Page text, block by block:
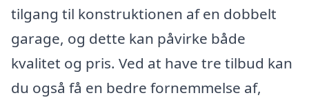
tilgang til konstruktionen af en dobbelt
garage, og dette kan påvirke både
kvalitet og pris. Ved at have tre tilbud kan
du også få en bedre fornemmelse af,